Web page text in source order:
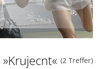
(2 Treffer)
»Krujecnt«